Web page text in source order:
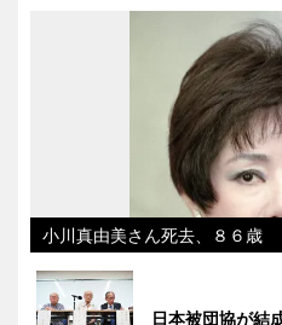
小川真由美さん死去、８６歳
日本被団協が結